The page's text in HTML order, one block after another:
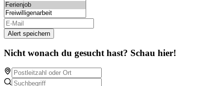
Alert speichern
Nicht wonach du gesucht hast? Schau hier!